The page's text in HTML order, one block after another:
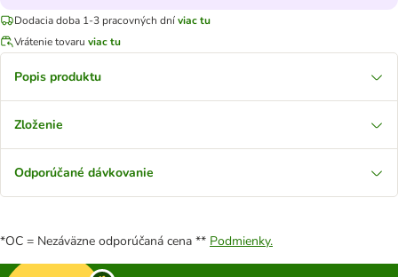
Dodacia doba 1-3 pracovných dníviac tu
Vrátenie tovaru viac tu
Popis produktu
Zloženie
Odporúčané dávkovanie
*OC = Nezáväzne odporúčaná cena ** Podmienky.